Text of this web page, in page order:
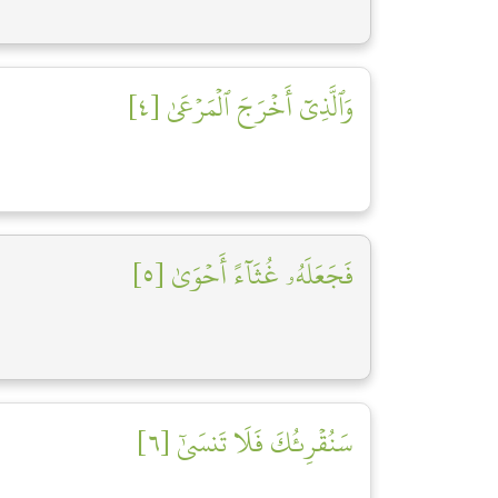
وَٱلَّذِيٓ أَخۡرَجَ ٱلۡمَرۡعَىٰ [٤]
فَجَعَلَهُۥ غُثَآءً أَحۡوَىٰ [٥]
سَنُقۡرِئُكَ فَلَا تَنسَىٰٓ [٦]